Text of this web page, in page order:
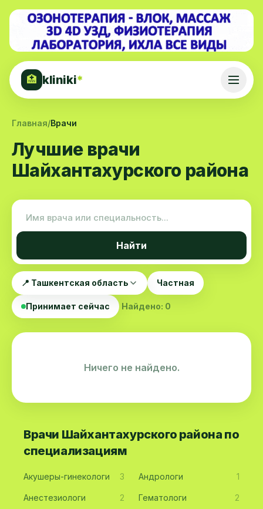
🏥 kliniki*
Главная/Врачи
Лучшие врачи
Шайхантахурского района
Найти
📍 Ташкентская область Частная
Принимает сейчас Найдено: 0
Ничего не найдено.
Врачи Шайхантахурского района по
специализациям
Акушеры-гинекологи 3 Андрологи 1
Анестезиологи 2 Гематологи 2